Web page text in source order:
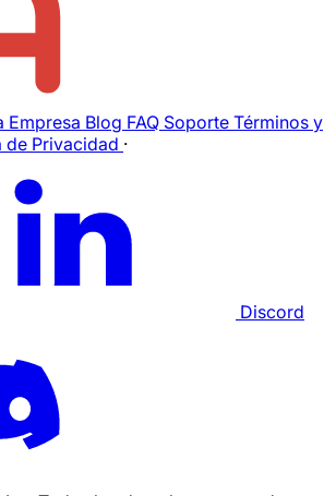
Empresa Blog FAQ Soporte Términos y
de Privacidad ·
Discord